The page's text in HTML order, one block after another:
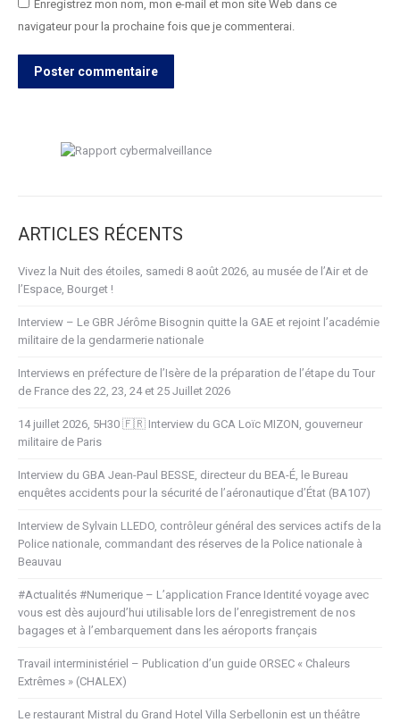
Enregistrez mon nom, mon e-mail et mon site Web dans ce
navigateur pour la prochaine fois que je commenterai.
Poster commentaire
ARTICLES RÉCENTS
Vivez la Nuit des étoiles, samedi 8 août 2026, au musée de l’Air et de
l’Espace, Bourget !
Interview – Le GBR Jérôme Bisognin quitte la GAE et rejoint l’académie
militaire de la gendarmerie nationale
Interviews en préfecture de l’Isère de la préparation de l’étape du Tour
de France des 22, 23, 24 et 25 Juillet 2026
14 juillet 2026, 5H30 🇫🇷 Interview du GCA Loïc MIZON, gouverneur
militaire de Paris
Interview du GBA Jean-Paul BESSE, directeur du BEA-É, le Bureau
enquêtes accidents pour la sécurité de l’aéronautique d’État (BA107)
Interview de Sylvain LLEDO, contrôleur général des services actifs de la
Police nationale, commandant des réserves de la Police nationale à
Beauvau
#Actualités #Numerique – L’application France Identité voyage avec
vous est dès aujourd’hui utilisable lors de l’enregistrement de nos
bagages et à l’embarquement dans les aéroports français
Travail interministériel – Publication d’un guide ORSEC « Chaleurs
Extrêmes » (CHALEX)
Le restaurant Mistral du Grand Hotel Villa Serbellonin est un théâtre